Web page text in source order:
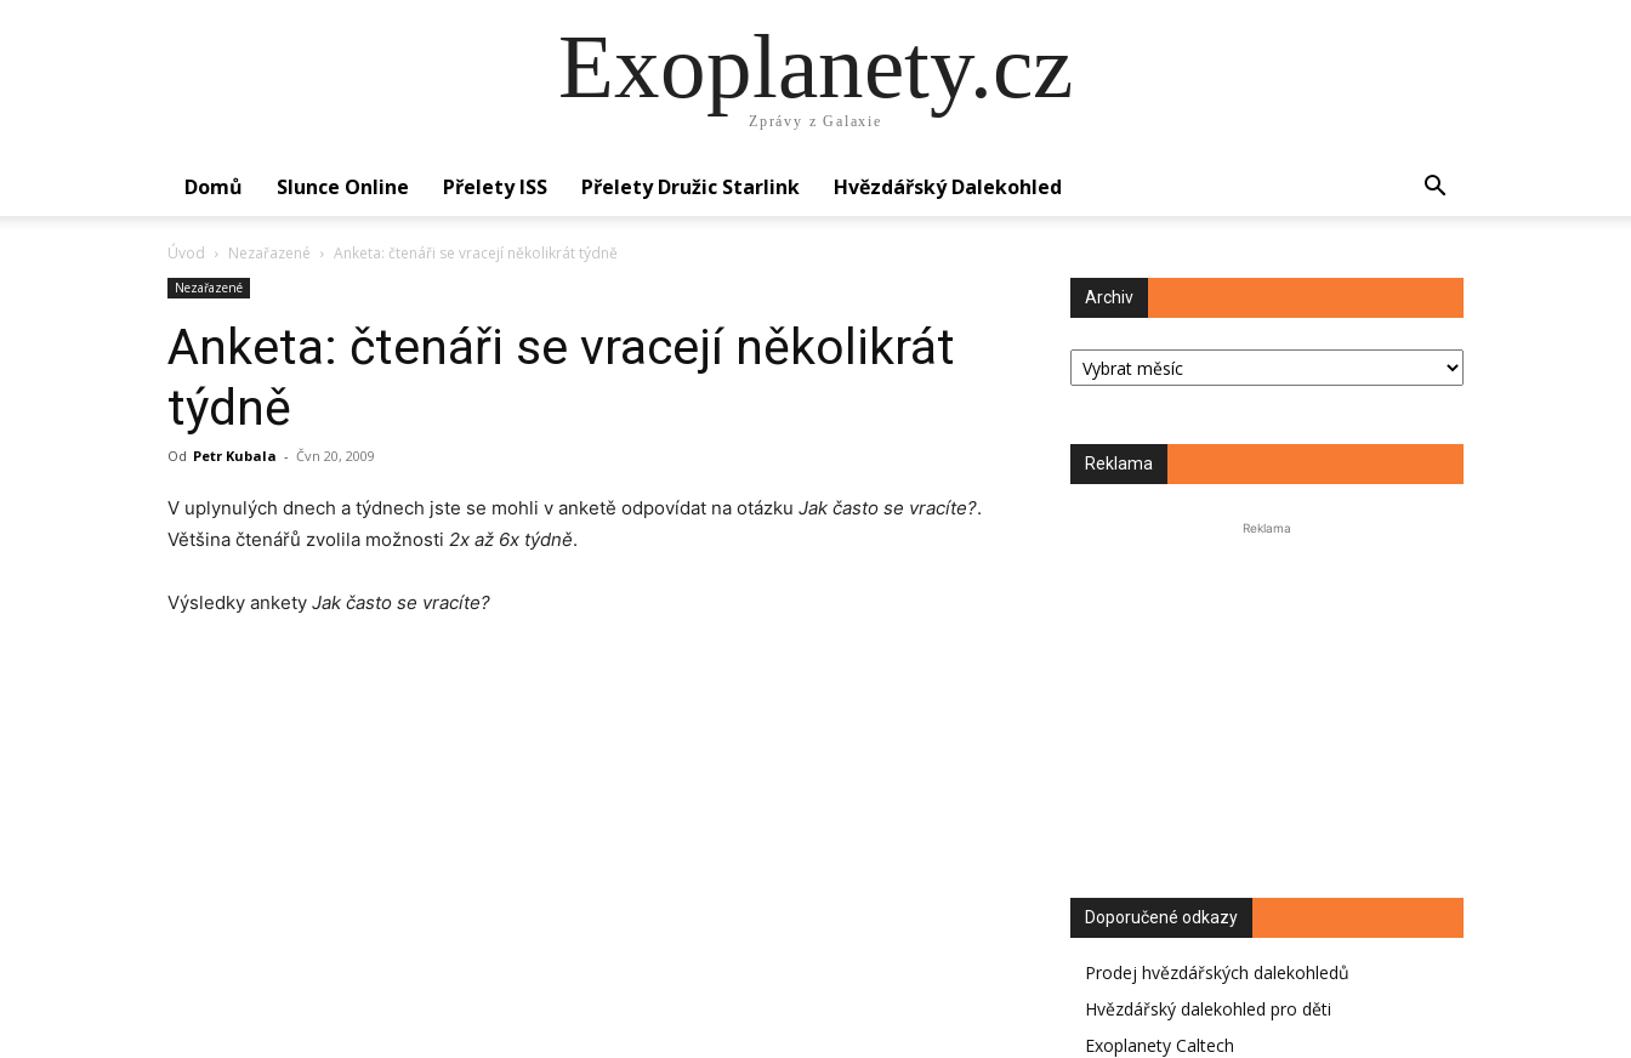
Exoplanety.cz
Zprávy z Galaxie
Domů Slunce Online Přelety ISS Přelety Družic Starlink Hvězdářský Dalekohled
Úvod Nezařazené Anketa: čtenáři se vracejí několikrát týdně
Nezařazené
Anketa: čtenáři se vracejí několikrát
týdně
Od Petr Kubala - Čvn 20, 2009
V uplynulých dnech a týdnech jste se mohli v anketě odpovídat na otázku Jak často se vracíte?.
Většina čtenářů zvolila možnosti 2x až 6x týdně.
Výsledky ankety Jak často se vracíte?
Archiv
Archiv
Reklama
Reklama
Doporučené odkazy
Prodej hvězdářských dalekohledů
Hvězdářský dalekohled pro děti
Exoplanety Caltech